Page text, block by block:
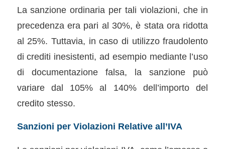
La sanzione ordinaria per tali violazioni, che in
precedenza era pari al 30%, è stata ora ridotta
al 25%. Tuttavia, in caso di utilizzo fraudolento
di crediti inesistenti, ad esempio mediante l’uso
di documentazione falsa, la sanzione può
variare dal 105% al 140% dell’importo del
credito stesso.
Sanzioni per Violazioni Relative all’IVA